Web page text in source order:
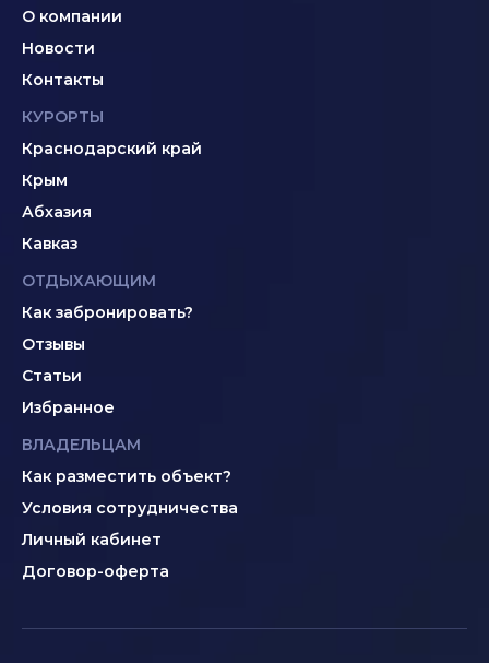
О компании
Новости
Контакты
КУРОРТЫ
Краснодарский край
Крым
Абхазия
Кавказ
ОТДЫХАЮЩИМ
Как забронировать?
Отзывы
Статьи
Избранное
ВЛАДЕЛЬЦАМ
Как разместить объект?
Условия сотрудничества
Личный кабинет
Договор-оферта